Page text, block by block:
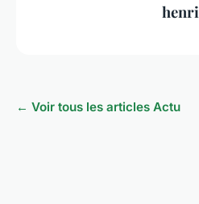
henri
← Voir tous les articles Actu